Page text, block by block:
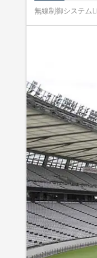
無線制御システム